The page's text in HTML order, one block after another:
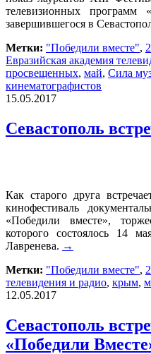
телевизионных программ
завершившегося в
Метки: "Победили вместе",
Евразийская академия
просвещенных, май, Сила
кинематографистов
15.05.2017
Севастополь
Как старого друга
кинофестиваль
«Победили вместе»,
которого состоялось 14
Лавренева. →
Метки: "Победили вместе",
телевидения и радио, крым,
12.05.2017
Севастополь
«Победили